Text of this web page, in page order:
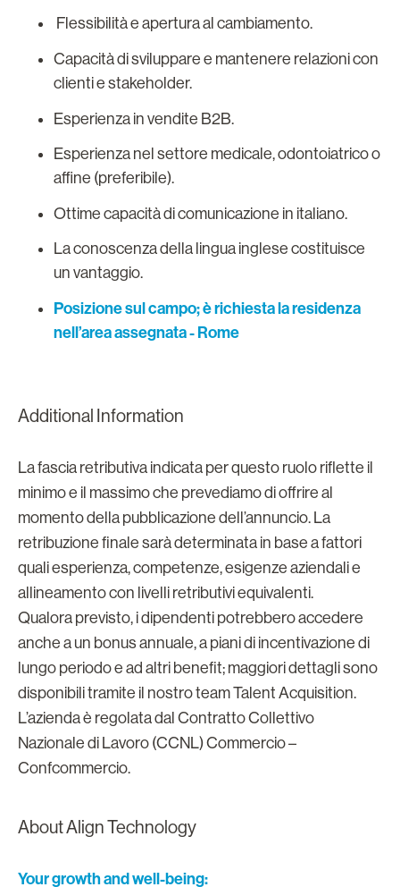
Flessibilità e apertura al cambiamento.
Capacità di sviluppare e mantenere relazioni con
clienti e stakeholder.
Esperienza in vendite B2B.
Esperienza nel settore medicale, odontoiatrico o
affine (preferibile).
Ottime capacità di comunicazione in italiano.
La conoscenza della lingua inglese costituisce
un vantaggio.
Posizione sul campo; è richiesta la residenza
nell’area assegnata - Rome
Additional Information
La fascia retributiva indicata per questo ruolo riflette il
minimo e il massimo che prevediamo di offrire al
momento della pubblicazione dell’annuncio. La
retribuzione finale sarà determinata in base a fattori
quali esperienza, competenze, esigenze aziendali e
allineamento con livelli retributivi equivalenti.
Qualora previsto, i dipendenti potrebbero accedere
anche a un bonus annuale, a piani di incentivazione di
lungo periodo e ad altri benefit; maggiori dettagli sono
disponibili tramite il nostro team Talent Acquisition.
L’azienda è regolata dal Contratto Collettivo
Nazionale di Lavoro (CCNL) Commercio –
Confcommercio.
About Align Technology
Your growth and well-being: